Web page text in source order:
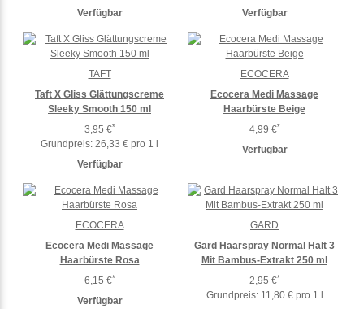
Verfügbar
Verfügbar
Taft X Gliss Glättungscreme
Sleeky Smooth 150 ml
3,95 €*
Grundpreis: 26,33 € pro 1 l
Verfügbar
TAFT
Ecocera Medi Massage
Haarbürste Beige
4,99 €*
Verfügbar
ECOCERA
Ecocera Medi Massage
Haarbürste Rosa
6,15 €*
Verfügbar
ECOCERA
Gard Haarspray Normal Halt 3
Mit Bambus-Extrakt 250 ml
2,95 €*
Grundpreis: 11,80 € pro 1 l
GARD